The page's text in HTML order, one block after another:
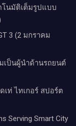
นมัติเต็มรูปแบบ
3 (2 มกราคม
เป็นผู้นำด้านรถยนต์
เท่ ไทเกอร์ สปอร์ต
Serving Smart City